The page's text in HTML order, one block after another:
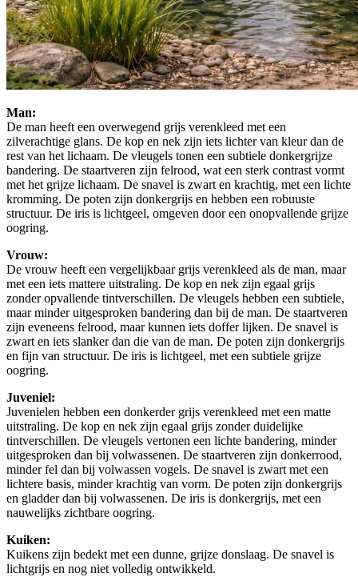
Man:
De man heeft een overwegend grijs verenkleed met een
zilverachtige glans. De kop en nek zijn iets lichter van kleur dan de
rest van het lichaam. De vleugels tonen een subtiele donkergrijze
bandering. De staartveren zijn felrood, wat een sterk contrast vormt
met het grijze lichaam. De snavel is zwart en krachtig, met een lichte
kromming. De poten zijn donkergrijs en hebben een robuuste
structuur. De iris is lichtgeel, omgeven door een onopvallende grijze
oogring.
Vrouw:
De vrouw heeft een vergelijkbaar grijs verenkleed als de man, maar
met een iets mattere uitstraling. De kop en nek zijn egaal grijs
zonder opvallende tintverschillen. De vleugels hebben een subtiele,
maar minder uitgesproken bandering dan bij de man. De staartveren
zijn eveneens felrood, maar kunnen iets doffer lijken. De snavel is
zwart en iets slanker dan die van de man. De poten zijn donkergrijs
en fijn van structuur. De iris is lichtgeel, met een subtiele grijze
oogring.
Juveniel:
Juvenielen hebben een donkerder grijs verenkleed met een matte
uitstraling. De kop en nek zijn egaal grijs zonder duidelijke
tintverschillen. De vleugels vertonen een lichte bandering, minder
uitgesproken dan bij volwassenen. De staartveren zijn donkerrood,
minder fel dan bij volwassen vogels. De snavel is zwart met een
lichtere basis, minder krachtig van vorm. De poten zijn donkergrijs
en gladder dan bij volwassenen. De iris is donkergrijs, met een
nauwelijks zichtbare oogring.
Kuiken:
Kuikens zijn bedekt met een dunne, grijze donslaag. De snavel is
lichtgrijs en nog niet volledig ontwikkeld.